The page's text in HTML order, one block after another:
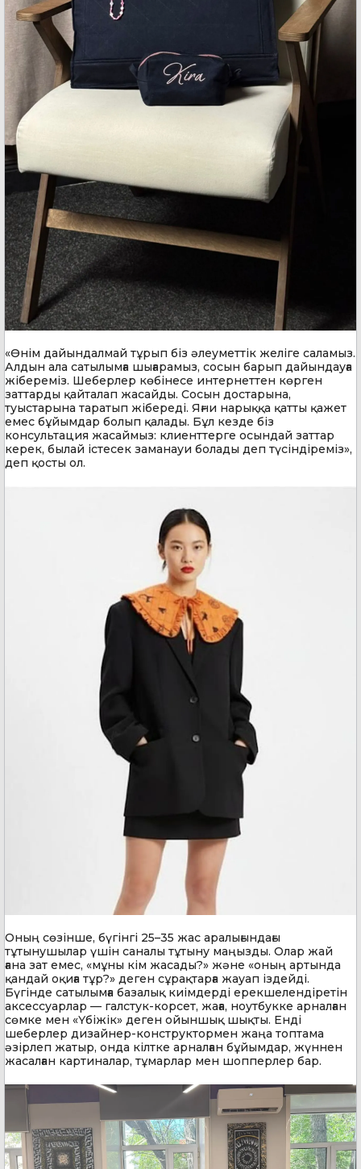
«Өнім дайындалмай тұрып біз әлеуметтік желіге саламыз.
Алдын ала сатылымға шығарамыз, сосын барып дайындауға
жібереміз. Шеберлер көбінесе интернеттен көрген
заттарды қайталап жасайды. Сосын достарына,
туыстарына таратып жібереді. Яғни нарыққа қатты қажет
емес бұйымдар болып қалады. Бұл кезде біз
консультация жасаймыз: клиенттерге осындай заттар
керек, былай істесек заманауи болады деп түсіндіреміз»,
деп қосты ол.
Оның сөзінше, бүгінгі 25–35 жас аралығындағы
тұтынушылар үшін саналы тұтыну маңызды. Олар жай
ғана зат емес, «мұны кім жасады?» және «оның артында
қандай оқиға тұр?» деген сұрақтарға жауап іздейді.
Бүгінде сатылымға базалық киімдерді ерекшелендіретін
аксессуарлар — галстук-корсет, жаға, ноутбукке арналған
сөмке мен «Үбіжік» деген ойыншық шықты. Енді
шеберлер дизайнер-конструктормен жаңа топтама
әзірлеп жатыр, онда кілтке арналған бұйымдар, жүннен
жасалған картиналар, тұмарлар мен шопперлер бар.